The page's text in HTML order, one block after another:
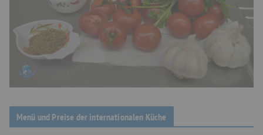
Menü und Preise der internationalen Küche